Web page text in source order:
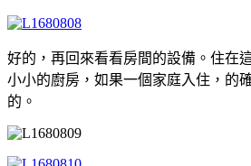
好的，再回來看看房間的設備。住在
小小的廚房，如果一個家庭入住，的
的。